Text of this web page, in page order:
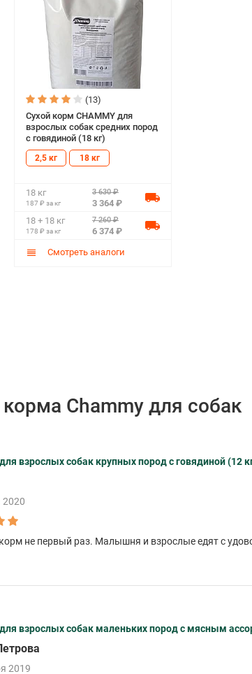
(13)
Сухой корм CHAMMY для
взрослых собак средних пород
с говядиной (18 кг)
2,5 кг 18 кг
18 кг
187 ₽ за кг
3 630 ₽
3 364 ₽
18 + 18 кг
178 ₽ за кг
7 260 ₽
6 374 ₽
Смотреть аналоги
Chammy для собак
взрослых собак крупных пород с говядиной (12
2020
не первый раз. Малышня и взрослые едят с
взрослых собак маленьких пород с мясным
2019